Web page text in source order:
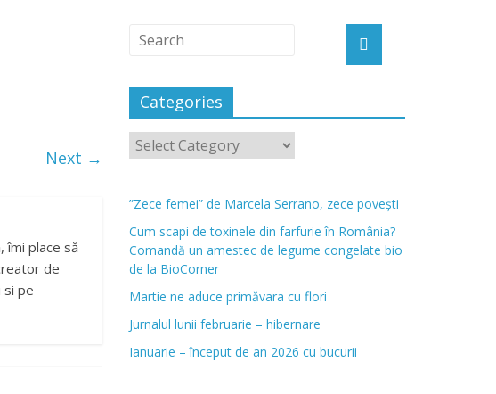
Next →
îmi place să
de
si pe
Categories
”Zece femei” de Marcela Serrano, zece povești
Cum scapi de toxinele din farfurie în România?
Comandă un amestec de legume congelate bio
de la BioCorner
Martie ne aduce primăvara cu flori
Jurnalul lunii februarie – hibernare
Ianuarie – început de an 2026 cu bucurii